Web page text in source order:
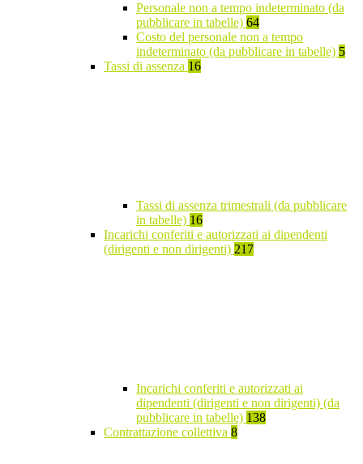
Personale non a tempo indeterminato (da
pubblicare in tabelle) 64
Costo del personale non a tempo
indeterminato (da pubblicare in tabelle) 5
Tassi di assenza 16
Tassi di assenza trimestrali (da pubblicare
in tabelle) 16
Incarichi conferiti e autorizzati ai dipendenti
(dirigenti e non dirigenti) 217
Incarichi conferiti e autorizzati ai
dipendenti (dirigenti e non dirigenti) (da
pubblicare in tabelle) 138
Contrattazione collettiva 8